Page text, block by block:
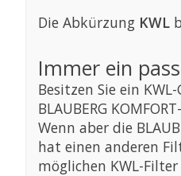
Die Abkürzung KWL
Immer ein
Besitzen Sie ein
BLAUBERG
Wenn aber die
hat einen anderen
möglichen KWL-